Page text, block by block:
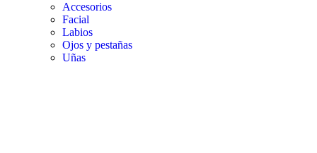
Accesorios
Facial
Labios
Ojos y pestañas
Uñas